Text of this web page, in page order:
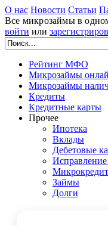
О нас Новости Статьи
Все микрозаймы в
войти или
Рейтинг МФО
Микрозаймы
Микрозаймы
Кредиты
Кредитные карты
Прочее
Ипотека
Вклады
Дебетовые
Займы
Долги